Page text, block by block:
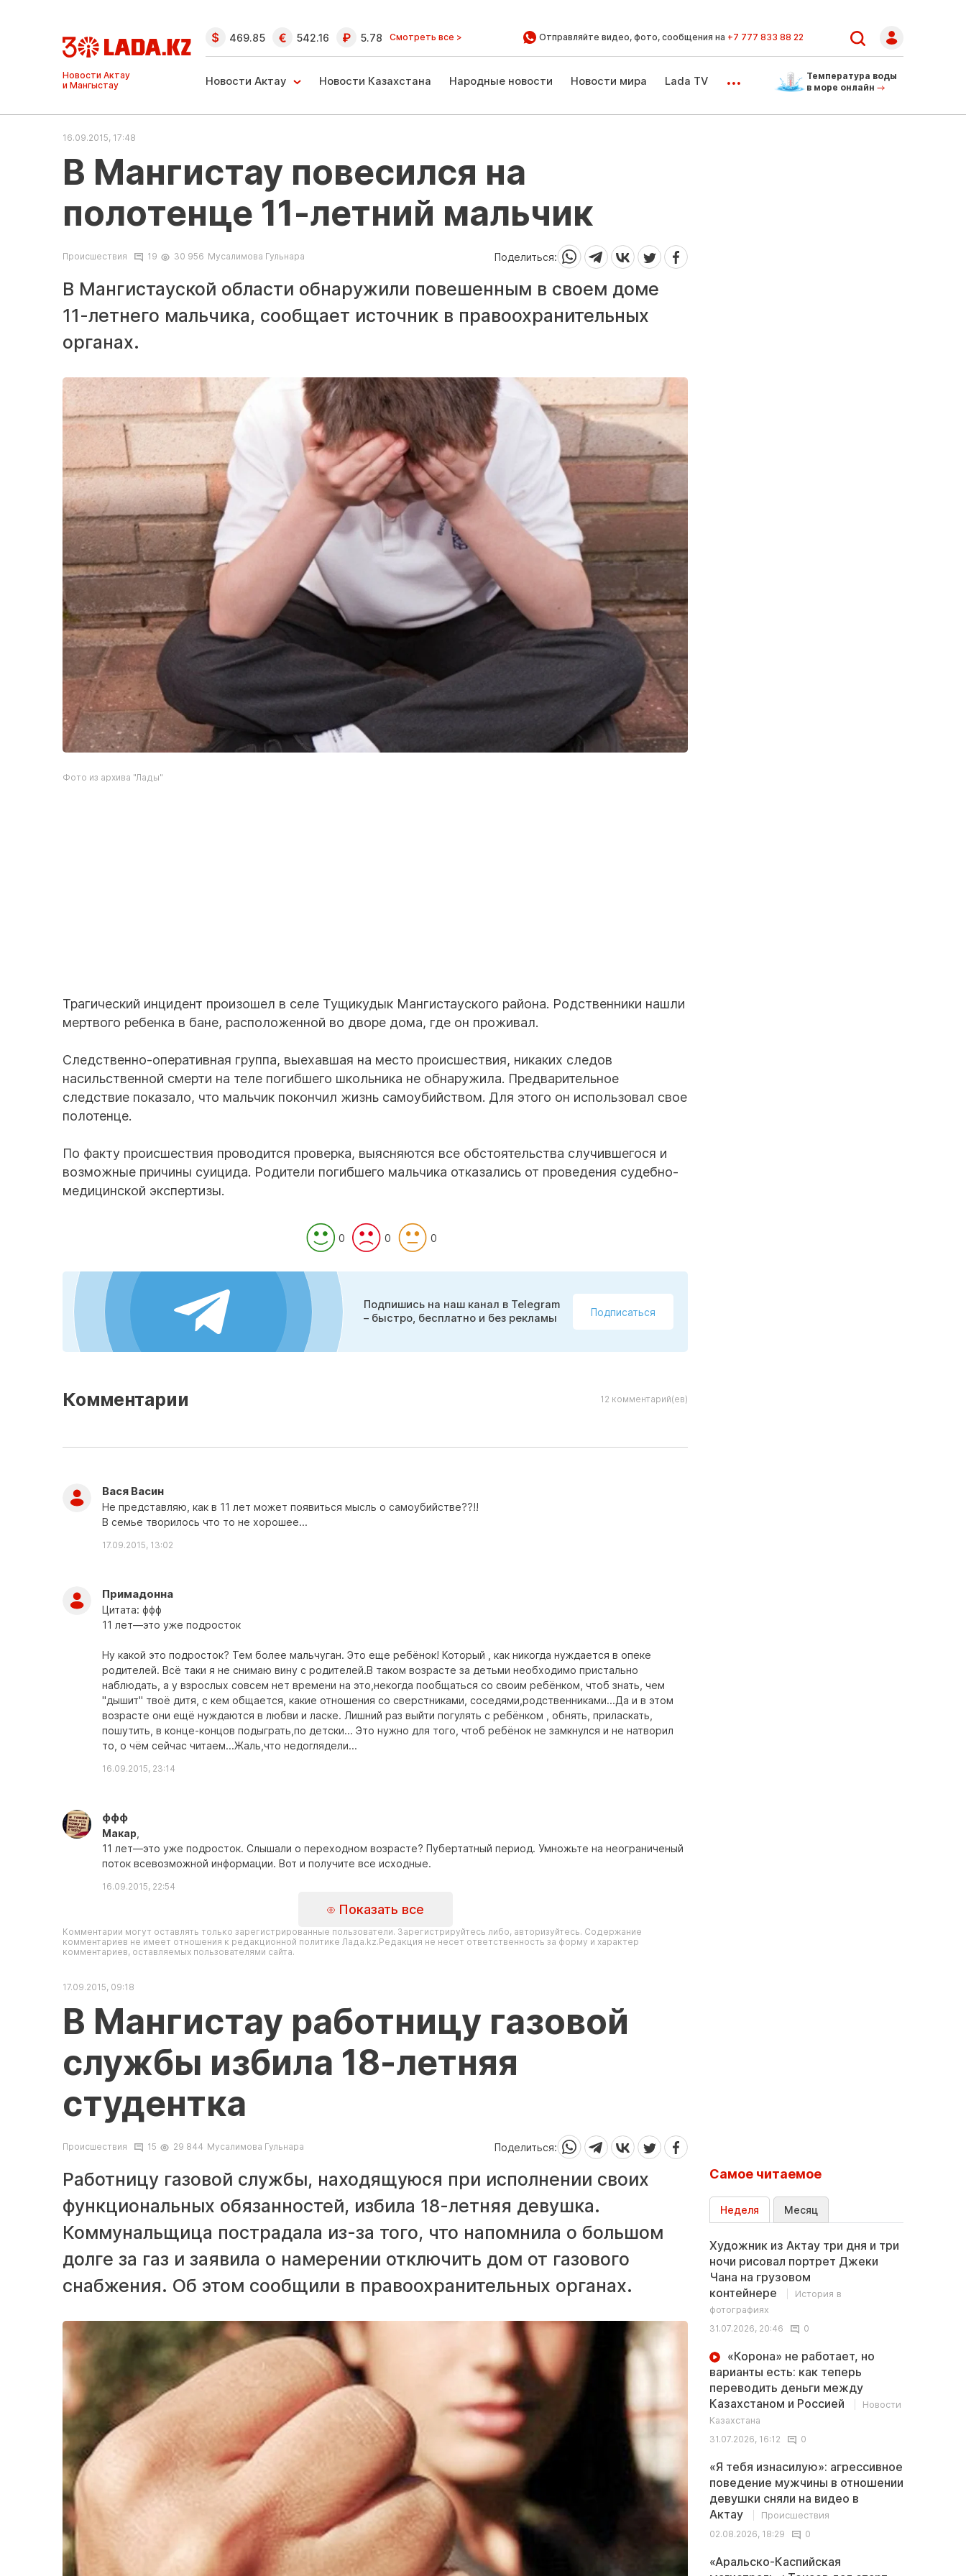
Ақтау және
Манғыстау
жаңалықтары
469.85 542.16 5.78 Смотреть все > Отправляйте видео, фото, сообщения на +7 777 833 88 22
Новости Актау Новости Казахстана Народные новости Новости мира Lada TV ...
Температура воды
в море онлайн
16.09.2015, 17:48
В Мангистау повесился на
полотенце 11-летний мальчик
Происшествия 19 30 956 Мусалимова Гульнара Поделиться:
В Мангистауской области обнаружили повешенным в своем доме
11-летнего мальчика, сообщает источник в правоохранительных
органах.
Фото из архива "Лады"
Трагический инцидент произошел в селе Тущикудык Мангистауского района. Родственники нашли
мертвого ребенка в бане, расположенной во дворе дома, где он проживал.
Следственно-оперативная группа, выехавшая на место происшествия, никаких следов
насильственной смерти на теле погибшего школьника не обнаружила. Предварительное
следствие показало, что мальчик покончил жизнь самоубийством. Для этого он использовал свое
полотенце.
По факту происшествия проводится проверка, выясняются все обстоятельства случившегося и
возможные причины суицида. Родители погибшего мальчика отказались от проведения судебно-
медицинской экспертизы.
0 0 0
Подпишись на наш канал в Telegram
– быстро, бесплатно и без рекламы
Подписаться
Комментарии 12 комментарий(ев)
Вася Васин
Не представляю, как в 11 лет может появиться мысль о самоубийстве??!!
В семье творилось что то не хорошее...
17.09.2015, 13:02
Примадонна
Цитата: ффф
11 лет—это уже подросток
Ну какой это подросток? Тем более мальчуган. Это еще ребёнок! Который , как никогда нуждается в опеке
родителей. Всё таки я не снимаю вину с родителей.В таком возрасте за детьми необходимо пристально
наблюдать, а у взрослых совсем нет времени на это,некогда пообщаться со своим ребёнком, чтоб знать, чем
"дышит" твоё дитя, с кем общается, какие отношения со сверстниками, соседями,родственниками...Да и в этом
возрасте они ещё нуждаются в любви и ласке. Лишний раз выйти погулять с ребёнком , обнять, приласкать,
пошутить, в конце-концов подыграть,по детски... Это нужно для того, чтоб ребёнок не замкнулся и не натворил
то, о чём сейчас читаем...Жаль,что недоглядели...
16.09.2015, 23:14
ффф
Макар
11 лет—это уже подросток. Слышали о переходном возрасте? Пубертатный период. Умножьте на неограниченый
поток всевозможной информации. Вот и получите все исходные.
16.09.2015, 22:54
Показать все
Комментарии могут оставлять только зарегистрированные пользователи. Зарегистрируйтесь либо, авторизуйтесь. Содержание
комментариев не имеет отношения к редакционной политике Лада.kz.Редакция не несет ответственность за форму и характер
комментариев, оставляемых пользователями сайта.
17.09.2015, 09:18
В Мангистау работницу газовой
службы избила 18-летняя
студентка
Происшествия 15 29 844 Мусалимова Гульнара Поделиться:
Работницу газовой службы, находящуюся при исполнении своих
функциональных обязанностей, избила 18-летняя девушка.
Коммунальщица пострадала из-за того, что напомнила о большом
долге за газ и заявила о намерении отключить дом от газового
снабжения. Об этом сообщили в правоохранительных органах.
Самое читаемое
Неделя Месяц
Художник из Актау три дня и три
ночи рисовал портрет Джеки
Чана на грузовом
контейнере
История в
фотографиях
31.07.2026, 20:46
0
«Корона» не работает, но
варианты есть: как теперь
переводить деньги между
Казахстаном и Россией
Новости
Казахстана
31.07.2026, 16:12
0
«Я тебя изнасилую»: агрессивное
поведение мужчины в отношении
девушки сняли на видео в
Актау
Происшествия
02.08.2026, 18:29
0
«Аральско-Каспийская